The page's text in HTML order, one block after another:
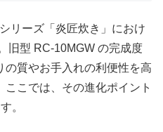
リーズ「炎匠炊き」におけ
旧型 RC-10MGW の完成度
の質やお手入れの利便性を高
こでは、その進化ポイント
。